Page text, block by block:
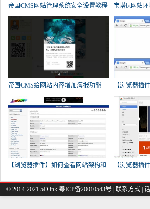
帝国CMS网站管理系统安全设置教程 宝塔bt网站
帝国CMS给网站内容增加海报功能
(用
【浏览器插
【浏览器插件】如何查看网站架构和 【浏览器插
© 2014-2021 5D.ink 粤ICP备20010543号 联系方式